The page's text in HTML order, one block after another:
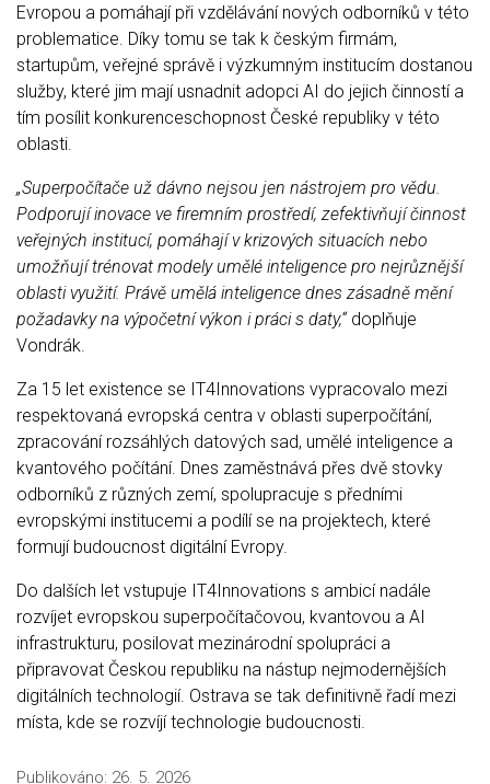
Evropou a pomáhají při vzdělávání nových odborníků v této
problematice. Díky tomu se tak k českým firmám,
startupům, veřejné správě i výzkumným institucím dostanou
služby, které jim mají usnadnit adopci AI do jejich činností a
tím posílit konkurenceschopnost České republiky v této
oblasti.
„Superpočítače už dávno nejsou jen nástrojem pro vědu.
Podporují inovace ve firemním prostředí, zefektivňují činnost
veřejných institucí, pomáhají v krizových situacích nebo
umožňují trénovat modely umělé inteligence pro nejrůznější
oblasti využití. Právě umělá inteligence dnes zásadně mění
požadavky na výpočetní výkon i práci s daty,“doplňuje
Vondrák.
Za 15 let existence se IT4Innovations vypracovalo mezi
respektovaná evropská centra v oblasti superpočítání,
zpracování rozsáhlých datových sad, umělé inteligence a
kvantového počítání. Dnes zaměstnává přes dvě stovky
odborníků z různých zemí, spolupracuje s předními
evropskými institucemi a podílí se na projektech, které
formují budoucnost digitální Evropy.
Do dalších let vstupuje IT4Innovations s ambicí nadále
rozvíjet evropskou superpočítačovou, kvantovou a AI
infrastrukturu, posilovat mezinárodní spolupráci a
připravovat Českou republiku na nástup nejmodernějších
digitálních technologií. Ostrava se tak definitivně řadí mezi
místa, kde se rozvíjí technologie budoucnosti.
Publikováno: 26. 5. 2026